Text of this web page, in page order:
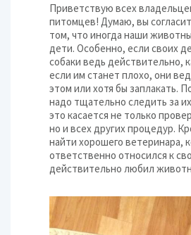
Приветствую всех
питомцев! Думаю, вы
том, что иногда наши
дети. Особенно, если своих
собаки ведь действительно,
если им станет плохо, они
этом или хотя бы заплакать.
надо тщательно следить за
это касается не только
но и всех других процедур.
найти хорошего ветеринара,
ответственно относился к
действительно любил